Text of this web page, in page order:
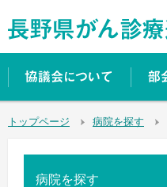
トップページ 病院を探す
病院を探す